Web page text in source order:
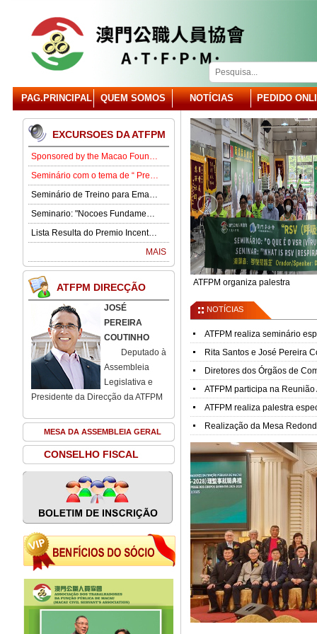
PAG.PRINCIPAL QUEM SOMOS NOTÍCIAS PEDIDO
EXCURSOES DA ATFPM
Sponsored by the Macao Foundation, the Macau Civil Servants Association (ATFPM) will organize the “Job Opportunities for Youth Seminar” at 3:00 p.m. on 15 August in our Association . Our guest speaker is Lawmaker José Pereira Coutinho.
Seminário com o tema de “ Prevenção e Controlo da Gota” .
Seminário de Treino para Emagrecimento.
Seminario: "Nocoes Fundamentais de Direito Comercialde Macau: Regime das Sociedades Comerciais,Orgaos Sociais, Direitos e Obrigagoes dos Socios"
Lista Resulta do Premio Incentivo 2026
MAIS
ATFPM DIRECÇÃO
JOSÉ
PEREIRA
COUTINHO
Deputado à
Assembleia
Legislativa e
Presidente da Direcção da ATFPM
MESA DA ASSEMBLEIA GERAL
CONSELHO FISCAL
Seminário ATFPM organiza palestra
NOTÍCIAS